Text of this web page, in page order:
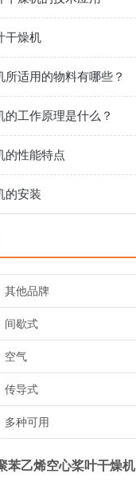
干燥机
所适用的物料有哪些？
的工作原理是什么？
的性能特点
的安装
其他品牌
间歇式
空气
传导式
多种可用
苯乙烯空心桨叶干燥机